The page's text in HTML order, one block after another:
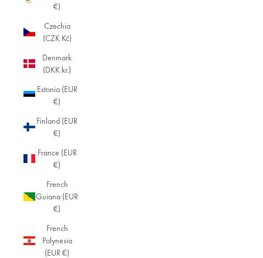
€)
Czechia
(CZK Kč)
Denmark
(DKK kr.)
Estonia (EUR
€)
Finland (EUR
€)
France (EUR
€)
French
Guiana (EUR
€)
French
Polynesia
(EUR €)